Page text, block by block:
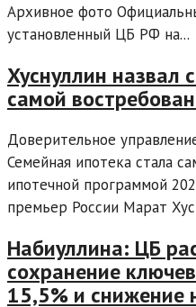
Архивное фото
установленный ЦБ РФ на...
Хуснуллин назвал
самой
Доверительное
Семейная ипотека стала
ипотечной программой
премьер России Марат
Набиуллина: ЦБ
сохранение
15,5% и снижение